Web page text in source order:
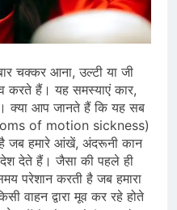
दी, खेल ढाँचे को मजबूत
करोड़ का बड़ा
में आज भारत के लिए
स्वर्ण पर निगाहें
करेगा NEET UG 2026
लाखों अभ्यर्थियों का
में
चक्कर आना, उल्टी या जी
करते हैं। यह समस्याएं कार,
क्या आप जानते हैं कि यह सब
of motion sickness)
जब हमारे आंखें, अंदरूनी कान
देते हैं। जैसा की पहले ही
परेशान करती है जब हमारा
वाहन द्वारा मूव कर रहे होते